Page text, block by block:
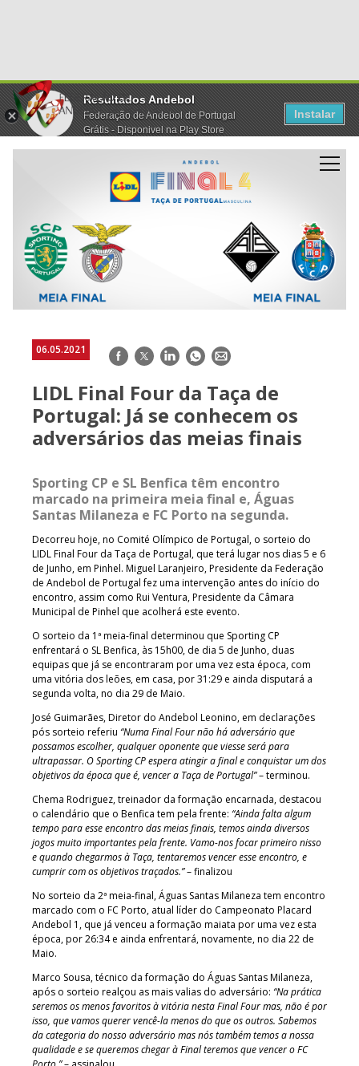
Resultados Andebol
Federação de Andebol de Portugal
Grátis - Disponivel na Play Store
Instalar
06.05.2021 Facebook
TwitterLinkedInWhatsApp
E-
LIDL Final Four da Taça de
Portugal: Já se conhecem os
adversários das meias finais
Sporting CP e SL Benfica têm encontro
marcado na primeira meia final e, Águas
Santas Milaneza e FC Porto na segunda.
Decorreu hoje, no Comité Olímpico de Portugal, o sorteio do
LIDL Final Four da Taça de Portugal, que terá lugar nos dias 5 e 6
de Junho, em Pinhel. Miguel Laranjeiro, Presidente da Federação
de Andebol de Portugal fez uma intervenção antes do início do
encontro, assim como Rui Ventura, Presidente da Câmara
Municipal de Pinhel que acolherá este evento.
O sorteio da 1ª meia-final determinou que Sporting CP
enfrentará o SL Benfica, às 15h00, de dia 5 de Junho, duas
equipas que já se encontraram por uma vez esta época, com
uma vitória dos leões, em casa, por 31:29 e ainda disputará a
segunda volta, no dia 29 de Maio.
José Guimarães, Diretor do Andebol Leonino, em declarações
pós sorteio referiu “Numa Final Four não há adversário que
possamos escolher, qualquer oponente que viesse será para
ultrapassar. O Sporting CP espera atingir a final e conquistar um dos
objetivos da época que é, vencer a Taça de Portugal”– terminou.
Chema Rodriguez, treinador da formação encarnada, destacou
o calendário que o Benfica tem pela frente: “Ainda falta algum
tempo para esse encontro das meias finais, temos ainda diversos
jogos muito importantes pela frente. Vamo-nos focar primeiro nisso
e quando chegarmos à Taça, tentaremos vencer esse encontro, e
cumprir com os objetivos traçados.”– finalizou
No sorteio da 2ª meia-final, Águas Santas Milaneza tem encontro
marcado com o FC Porto, atual líder do Campeonato Placard
Andebol 1, que já venceu a formação maiata por uma vez esta
época, por 26:34 e ainda enfrentará, novamente, no dia 22 de
Maio.
Marco Sousa, técnico da formação do Águas Santas Milaneza,
após o sorteio realçou as mais valias do adversário: “Na prática
seremos os menos favoritos à vitória nesta Final Four mas, não é por
isso, que vamos querer vencê-la menos do que os outros. Sabemos
da categoria do nosso adversário mas nós também temos a nossa
qualidade e se queremos chegar à Final teremos que vencer o FC